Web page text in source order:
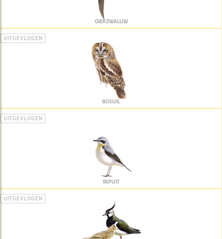
GIERZWALUW
UITGEVLOGEN
BOSUIL
UITGEVLOGEN
TAPUIT
UITGEVLOGEN